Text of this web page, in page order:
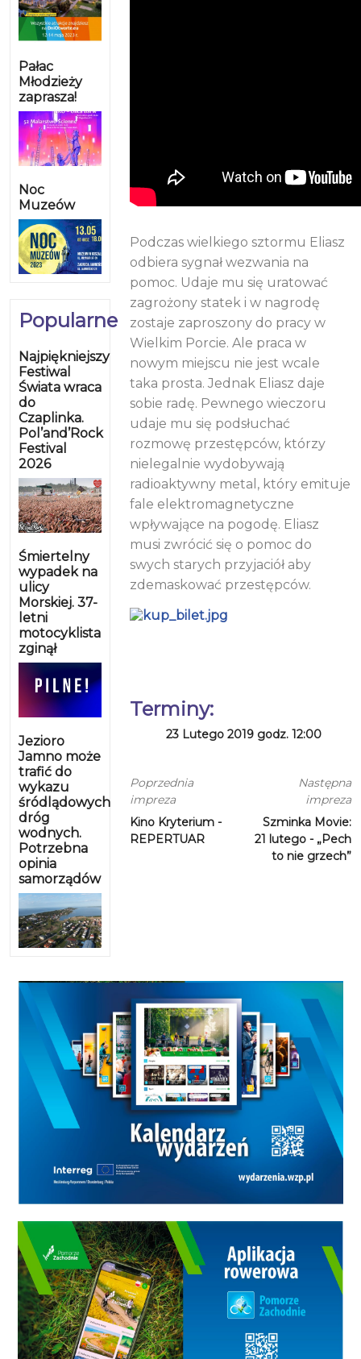
Pałac
Młodzieży
zaprasza!
Noc
Muzeów
Popularne
Najpiękniejszy
Festiwal
Świata wraca
do
Czaplinka.
Pol’and’Rock
Festival
2026
Śmiertelny
wypadek na
ulicy
Morskiej. 37-
letni
motocyklista
zginął
Jezioro
Jamno może
trafić do
wykazu
śródlądowych
dróg
wodnych.
Potrzebna
opinia
samorządów
Podczas wielkiego sztormu Eliasz
odbiera sygnał wezwania na
pomoc. Udaje mu się uratować
zagrożony statek i w nagrodę
zostaje zaproszony do pracy w
Wielkim Porcie. Ale praca w
nowym miejscu nie jest wcale
taka prosta. Jednak Eliasz daje
sobie radę. Pewnego wieczoru
udaje mu się podsłuchać
rozmowę przestępców, którzy
nielegalnie wydobywają
radioaktywny metal, który emituje
fale elektromagnetyczne
wpływające na pogodę. Eliasz
musi zwrócić się o pomoc do
swych starych przyjaciół aby
zdemaskować przestępców.
Terminy:
23 Lutego 2019 godz. 12:00
Poprzednia
impreza
Kino Kryterium -
REPERTUAR
Następna
impreza
Szminka Movie:
21 lutego - „Pech
to nie grzech”